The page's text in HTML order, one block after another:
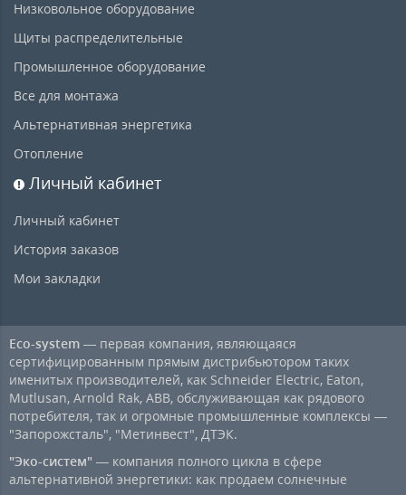
Низковольное оборудование
Щиты распределительные
Промышленное оборудование
Все для монтажа
Альтернативная энергетика
Отопление
Личный кабинет
Личный кабинет
История заказов
Мои закладки
Eco-system — первая компания, являющаяся
сертифицированным прямым дистрибьютором таких
именитых производителей, как Schneider Electric, Eaton,
Mutlusan, Arnold Rak, ABB, обслуживающая как рядового
потребителя, так и огромные промышленные комплексы —
"Запорожсталь", "Метинвест", ДТЭК.
"Эко-систем" — компания полного цикла в сфере
альтернативной энергетики: как продаем солнечные